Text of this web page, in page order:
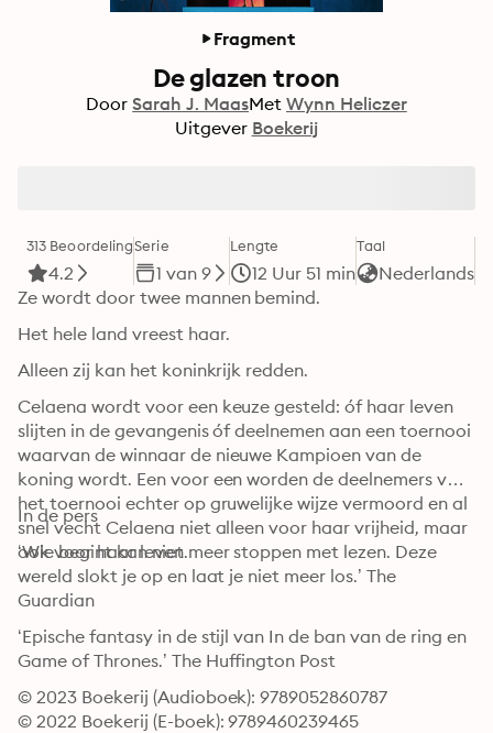
Fragment
De glazen troon
Door Sarah J. MaasMet Wynn Heliczer
Uitgever Boekerij
313 Beoordeling
4.2
Serie
1 van 9
Lengte
12 Uur 51 min
Taal
Nederlands
Ze wordt door twee mannen bemind.
Het hele land vreest haar.
Alleen zij kan het koninkrijk redden.
Celaena wordt voor een keuze gesteld: óf haar leven
slijten in de gevangenis óf deelnemen aan een toernooi
waarvan de winnaar de nieuwe Kampioen van de
koning wordt. Een voor een worden de deelnemers van
het toernooi echter op gruwelijke wijze vermoord en al
snel vecht Celaena niet alleen voor haar vrijheid, maar
ook voor haar leven.
In de pers
‘Wie begint kan niet meer stoppen met lezen. Deze
wereld slokt je op en laat je niet meer los.’ The
Guardian
‘Epische fantasy in de stijl van In de ban van de ring en
Game of Thrones.’ The Huffington Post
© 2023 Boekerij (Audioboek): 9789052860787
© 2022 Boekerij (E-boek): 9789460239465